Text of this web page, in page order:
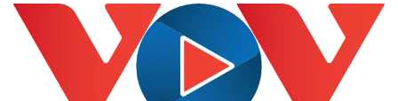
Lịch thi đấu bóng đá
Thế giới thể thao
eSports
Hậu trường
Xe máy
Tư vấn